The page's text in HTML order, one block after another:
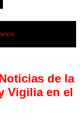
de la
Vigilia en el